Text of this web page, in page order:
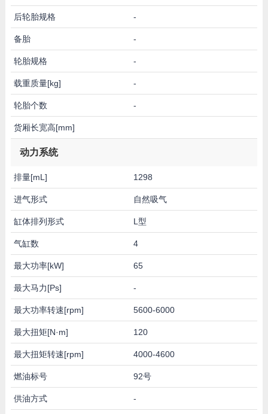
后轮胎规格 -
备胎 -
轮胎规格 -
载重质量[kg] -
轮胎个数 -
货厢长宽高[mm]
动力系统
排量[mL] 1298
进气形式 自然吸气
缸体排列形式 L型
气缸数 4
最大功率[kW] 65
最大马力[Ps] -
最大功率转速[rpm] 5600-6000
最大扭矩[N·m] 120
最大扭矩转速[rpm] 4000-4600
燃油标号 92号
供油方式 -